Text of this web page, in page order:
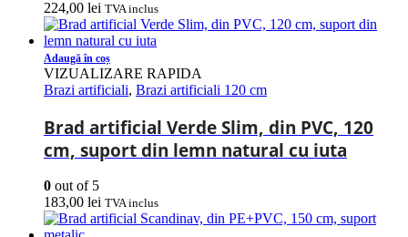
224,00 lei TVA inclus
Adaugă în coș
VIZUALIZARE RAPIDA
Brazi artificiali, Brazi artificiali 120 cm
Brad artificial Verde Slim, din PVC, 120
cm, suport din lemn natural cu iuta
0 out of 5
183,00 lei TVA inclus